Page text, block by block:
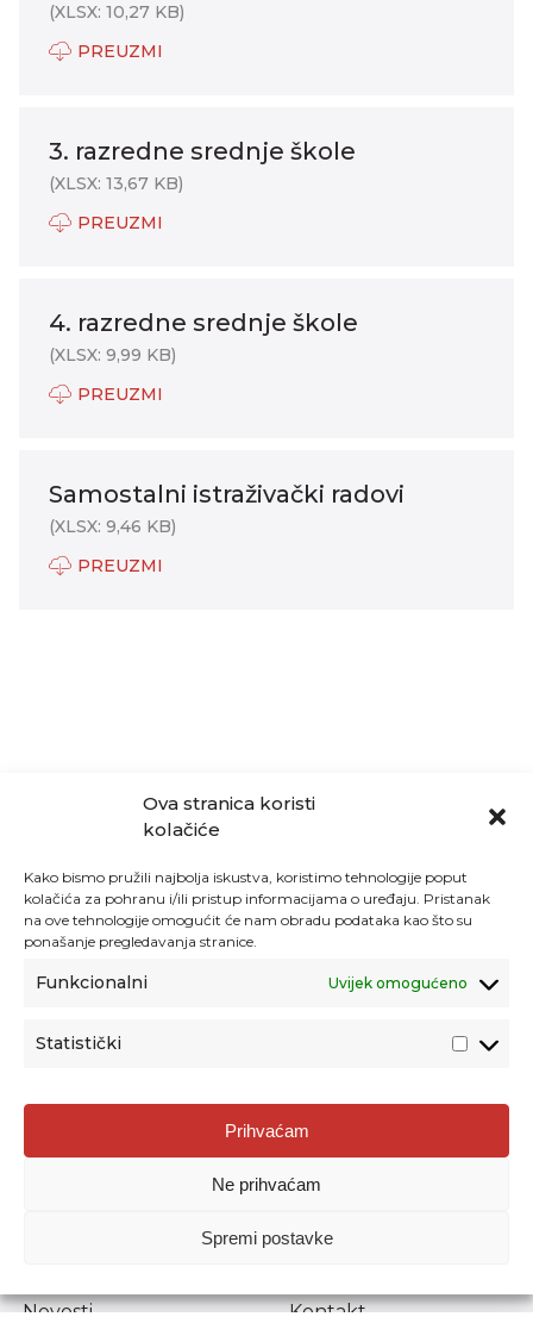
Ova stranica koristi
kolačiće
Kako bismo pružili najbolja iskustva, koristimo tehnologije poput
kolačića za pohranu i/ili pristup informacijama o uređaju. Pristanak
na ove tehnologije omogućit će nam obradu podataka kao što su
ponašanje pregledavanja stranice.
Funkcionalni Uvijek omogućeno
Statistički
Prihvaćam
Ne prihvaćam
Spremi postavke
(XLSX: 10,27 KB)
PREUZMI
3. razredne srednje škole
(XLSX: 13,67 KB)
PREUZMI
4. razredne srednje škole
(XLSX: 9,99 KB)
PREUZMI
Samostalni istraživački radovi
(XLSX: 9,46 KB)
PREUZMI
Agencija za odgoj i obrazovanje
Donje Svetice 38, 10000 Zagreb
1778129
Prenošenje sadržaja dopušteno je uz navođenje izvora.
Novosti Kontakt